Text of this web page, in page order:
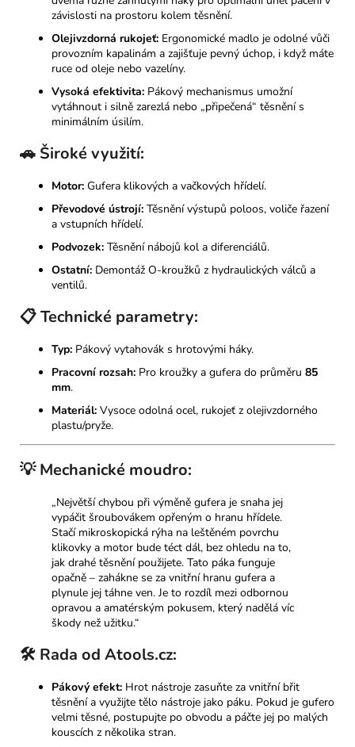
závislosti na prostoru kolem těsnění.
Olejivzdorná rukojeť: Ergonomické madlo je odolné vůči
provozním kapalinám a zajišťuje pevný úchop, i když máte
ruce od oleje nebo vazelíny.
Vysoká efektivita: Pákový mechanismus umožní
vytáhnout i silně zarezlá nebo „připečená“ těsnění s
minimálním úsilím.
🚗 Široké využití:
Motor: Gufera klikových a vačkových hřídelí.
Převodové ústrojí: Těsnění výstupů poloos, voliče řazení
a vstupních hřídelí.
Podvozek: Těsnění nábojů kol a diferenciálů.
Ostatní: Demontáž O-kroužků z hydraulických válců a
ventilů.
📋 Technické parametry:
Typ: Pákový vytahovák s hrotovými háky.
Pracovní rozsah: Pro kroužky a gufera do průměru 85
mm.
Materiál: Vysoce odolná ocel, rukojeť z olejivzdorného
plastu/pryže.
💡 Mechanické moudro:
„Největší chybou při výměně gufera je snaha jej
vypáčit šroubovákem opřeným o hranu hřídele.
Stačí mikroskopická rýha na leštěném povrchu
klikovky a motor bude téct dál, bez ohledu na to,
jak drahé těsnění použijete. Tato páka funguje
opačně – zahákne se za vnitřní hranu gufera a
plynule jej táhne ven. Je to rozdíl mezi odbornou
opravou a amatérským pokusem, který nadělá víc
škody než užitku.“
🛠️ Rada od Atools.cz:
Pákový efekt: Hrot nástroje zasuňte za vnitřní břit
těsnění a využijte tělo nástroje jako páku. Pokud je gufero
velmi těsné, postupujte po obvodu a páčte jej po malých
kouscích z několika stran.